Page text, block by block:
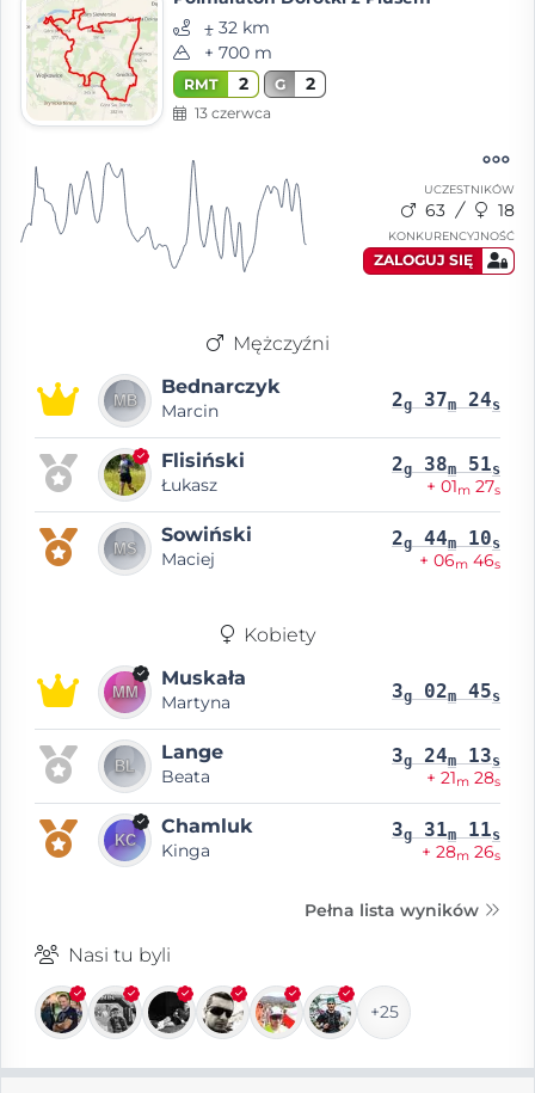
⨦ 32 km
+ 700 m
RMT 2 G 2
13 czerwca
UCZESTNIKÓW
63 18
KONKURENCYJNOŚĆ
ZALOGUJ SIĘ
Mężczyźni
Bednarczyk
Marcin 2g 37m 24s
Flisiński
Łukasz
2g 38m 51s
+ 01m 27s
Sowiński
Maciej
2g 44m 10s
+ 06m 46s
Kobiety
Muskała
Martyna 3g 02m 45s
Lange
Beata
3g 24m 13s
+ 21m 28s
Chamluk
Kinga
3g 31m 11s
+ 28m 26s
Pełna lista wyników
Nasi tu byli
+25